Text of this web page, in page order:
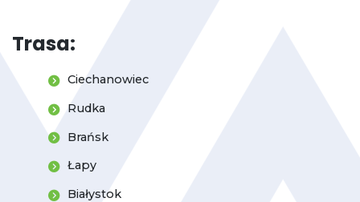
Trasa:
Ciechanowiec
Rudka
Brańsk
Łapy
Białystok